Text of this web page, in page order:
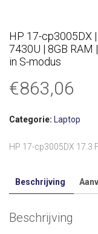
HP 17-cp3005DX |
7430U | 8GB RAM
in S-modus
€863,06
Categorie: Laptop
HP 17-cp3005DX 17.3
Beschrijving
Beschrijving